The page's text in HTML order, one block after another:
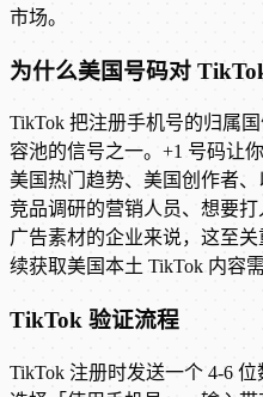
市场。
为什么美国号码对
TikTok 把注册手机号的归属
容池的信号之一。+1 号码让
美国热门趋势、美国创作者
竞品调研的营销人员、想要
广告素材的企业来说，这至
续获取美国本土 TikTok 内容
TikTok 验证流程
TikTok 注册时发送一个 4-6